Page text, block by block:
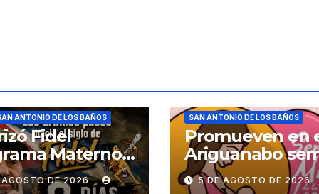
ANTONIO DE LOS BAÑOS
Fidel
Materno
en el pais
AGOSTO DE 2026
SAN ANTONIO DE LOS BAÑOS
Promueven en
Ariguanabo
de la lactancia
materna
5 DE AGOSTO DE 2026